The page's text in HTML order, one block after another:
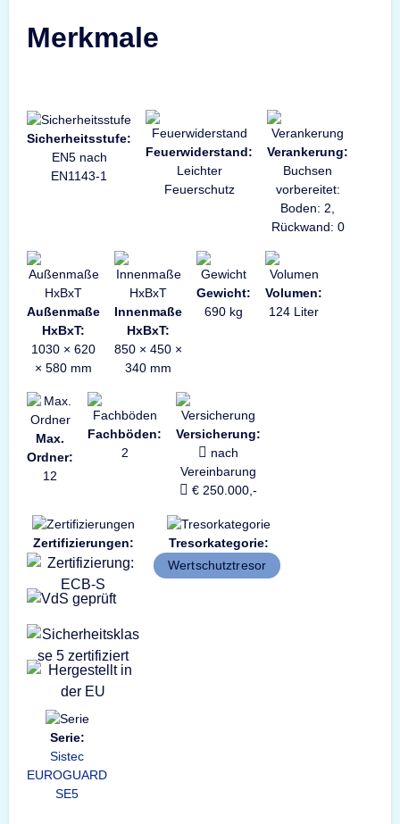
Merkmale
Sicherheitsstufe:
EN5 nach
EN1143-1
Feuerwiderstand:
Leichter
Feuerschutz
Verankerung:
Buchsen
vorbereitet:
Boden: 2,
Rückwand: 0
Außenmaße
HxBxT:
1030 × 620
× 580 mm
Innenmaße
HxBxT:
850 × 450 ×
340 mm
Gewicht:
690 kg
Volumen:
124 Liter
Max.
Ordner:
12
Fachböden:
2
Versicherung:
nach
Vereinbarung
€ 250.000,-
Zertifizierungen:
Tresorkategorie:
Wertschutztresor
Serie:
Sistec
EUROGUARD
SE5